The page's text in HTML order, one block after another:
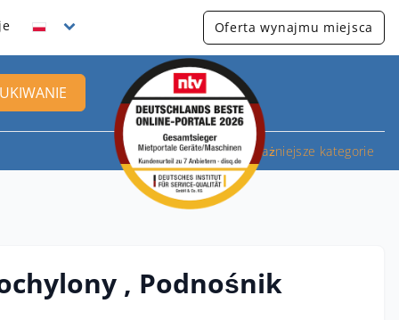
Oferta wynajmu miejsca
Najważniejsze kategorie
, Podnośnik